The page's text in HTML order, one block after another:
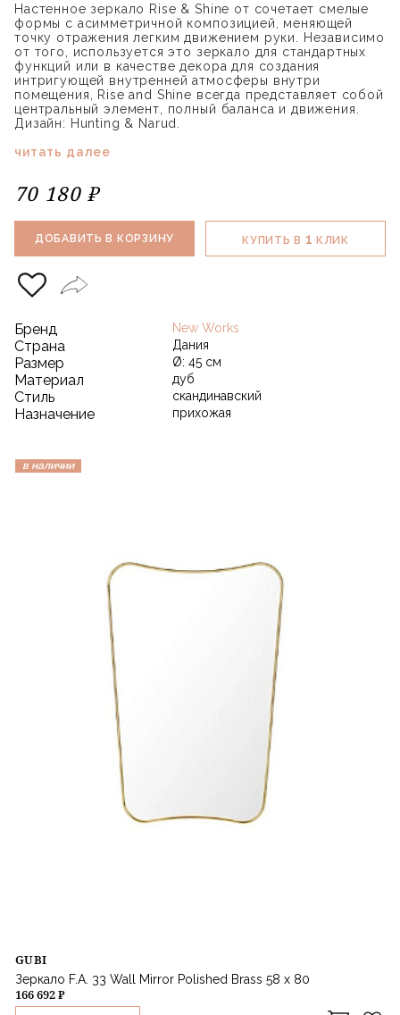
Настенное зеркало Rise & Shine от сочетает смелые
формы с асимметричной композицией, меняющей
точку отражения легким движением руки. Независимо
от того, используется это зеркало для стандартных
функций или в качестве декора для создания
интригующей внутренней атмосферы внутри
помещения, Rise and Shine всегда представляет собой
центральный элемент, полный баланса и движения.
Дизайн: Hunting & Narud.
читать далее
70 180 ₽
ДОБАВИТЬ В КОРЗИНУ КУПИТЬ В 1 КЛИК
Бренд New Works
Страна Дания
Размер Ø: 45 см
Материал дуб
Стиль скандинавский
Назначение прихожая
в наличии
GUBI
Зеркало F.A. 33 Wall Mirror Polished Brass 58 x 80
166 692 ₽